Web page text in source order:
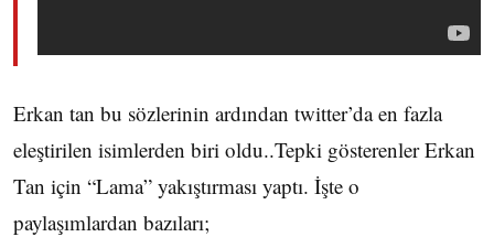
Erkan tan bu sözlerinin ardından twitter’da en fazla
eleştirilen isimlerden biri oldu..Tepki gösterenler Erkan
Tan için “Lama” yakıştırması yaptı. İşte o
paylaşımlardan bazıları;